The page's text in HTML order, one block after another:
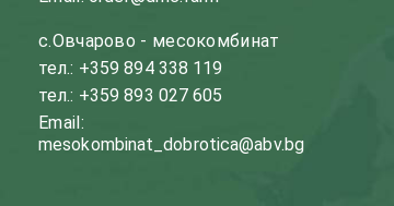
с.Овчарово - месокомбинат
тел.: +359 894 338 119
тел.: +359 893 027 605
Email:
mesokombinat_dobrotica@abv.bg